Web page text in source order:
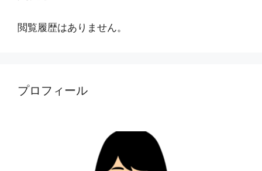
閲覧履歴はありません。
プロフィール